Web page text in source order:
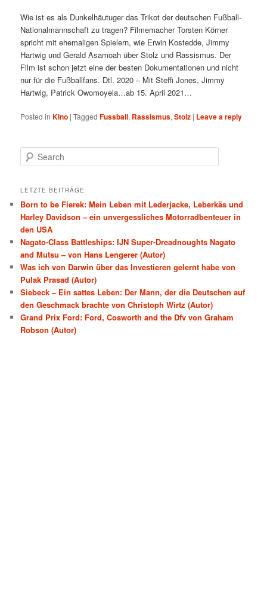
Wie ist es als Dunkelhäutuger das Trikot der deutschen Fußball-
Nationalmannschaft zu tragen? Filmemacher Torsten Körner
spricht mit ehemaligen Spielern, wie Erwin Kostedde, Jimmy
Hartwig und Gerald Asamoah über Stolz und Rassismus. Der
Film ist schon jetzt eine der besten Dokumentationen und nicht
nur für die Fußballfans. Dtl. 2020 – Mit Steffi Jones, Jimmy
Hartwig, Patrick Owomoyela…ab 15. April 2021…
Posted in Kino |Tagged Fussball, Rassismus,Stolz | Leave a reply
Search
LETZTE BEITRÄGE
Born to be Fierek: Mein Leben mit Lederjacke, Leberkäs und
Harley Davidson – ein unvergessliches Motorradbenteuer in
den USA
Nagato-Class Battleships: IJN Super-Dreadnoughts Nagato
and Mutsu – von Hans Lengerer (Autor)
Was ich von Darwin über das Investieren gelernt habe von
Pulak Prasad (Autor)
Siebeck – Ein sattes Leben: Der Mann, der die Deutschen auf
den Geschmack brachte von Christoph Wirtz (Autor)
Grand Prix Ford: Ford, Cosworth and the Dfv von Graham
Robson (Autor)